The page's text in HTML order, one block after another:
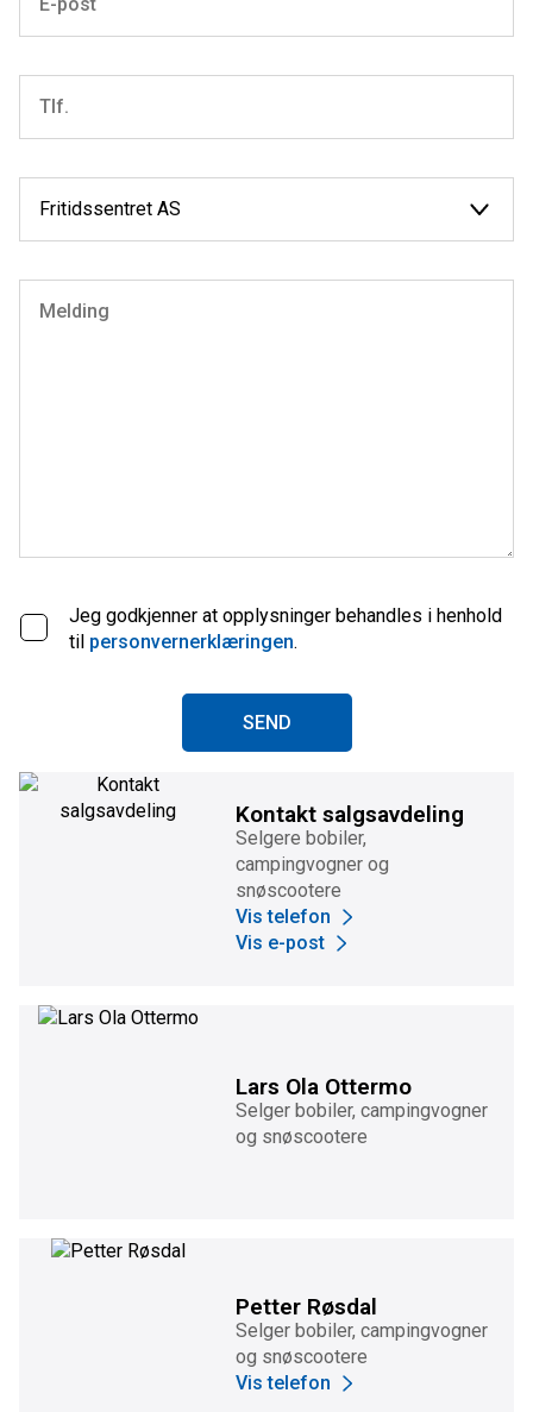
Jeg godkjenner at opplysninger behandles i henhold
til personvernerklæringen.
SEND
Kontakt salgsavdeling
Selgere bobiler,
campingvogner og
snøscootere
Vis telefon
Vis e-post
Lars Ola Ottermo
Selger bobiler, campingvogner
og snøscootere
Petter Røsdal
Selger bobiler, campingvogner
og snøscootere
Vis telefon